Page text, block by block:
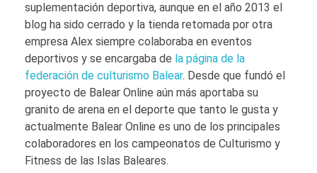
i
t
a
t
e
P
i
t
a
t
e
P
suplementación deportiva, aunque en el año 2013 el
blog ha sido cerrado y la tienda retomada por otra
empresa Alex siempre colaboraba en eventos
deportivos y se encargaba de la página de la
federación de culturismo Balear. Desde que fundó el
proyecto de Balear Online aún más aportaba su
granito de arena en el deporte que tanto le gusta y
actualmente Balear Online es uno de los principales
colaboradores en los campeonatos de Culturismo y
Fitness de las Islas Baleares.